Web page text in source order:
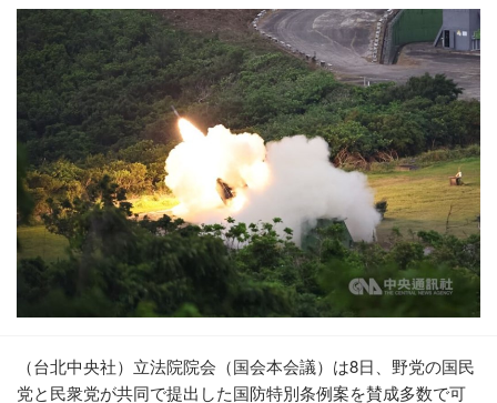
（台北中央社）立法院院会（国会本会議）は8日、野党の国民
党と民衆党が共同で提出した国防特別条例案を賛成多数で可